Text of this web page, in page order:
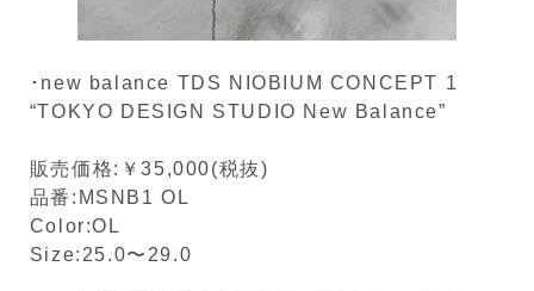
･new balance TDS NIOBIUM CONCEPT 1
“TOKYO DESIGN STUDIO New Balance”
販売価格:￥35,000(税抜)
品番:MSNB1 OL
Color:OL
Size:25.0〜29.0